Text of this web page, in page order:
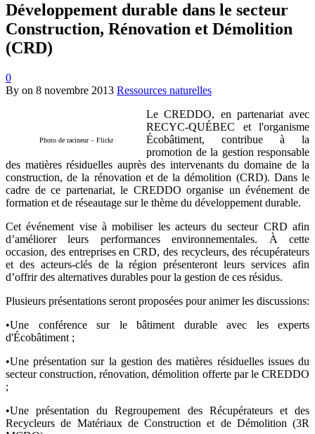
Développement durable dans le secteur
Construction, Rénovation et Démolition
(CRD)
0
By on 8 novembre 2013 Ressources naturelles
Photo de racineur – Flickr
Le CREDDO, en partenariat avec
RECYC-QUÉBEC et l'organisme
Écobâtiment, contribue à la
promotion de la gestion responsable
des matières résiduelles auprès des intervenants du domaine de la
construction, de la rénovation et de la démolition (CRD). Dans le
cadre de ce partenariat, le CREDDO organise un événement de
formation et de réseautage sur le thème du développement durable.
Cet événement vise à mobiliser les acteurs du secteur CRD afin
d’améliorer leurs performances environnementales. À cette
occasion, des entreprises en CRD, des recycleurs, des récupérateurs
et des acteurs-clés de la région présenteront leurs services afin
d’offrir des alternatives durables pour la gestion de ces résidus.
Plusieurs présentations seront proposées pour animer les discussions:
•Une conférence sur le bâtiment durable avec les experts
d'Écobâtiment ;
•Une présentation sur la gestion des matières résiduelles issues du
secteur construction, rénovation, démolition offerte par le CREDDO
;
•Une présentation du Regroupement des Récupérateurs et des
Recycleurs de Matériaux de Construction et de Démolition (3R